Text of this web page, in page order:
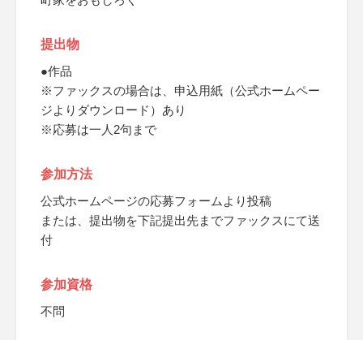
提出物
●作品
※ファックスの場合は、申込用紙（公式ホームペー
ジよりダウンロード）あり
※応募は一人2句まで
参加方法
公式ホームページの応募フォームより投稿
または、提出物を下記提出先までファックスにて送
付
参加資格
不問